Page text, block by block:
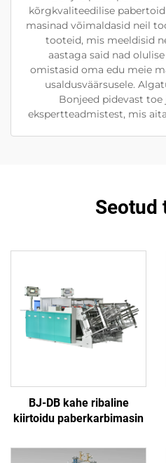
kõrgkvaliteedilise
masinad võimaldasid neil
tooteid, mis meeldisid
aastaga said nad
omistasid oma edu meie
usaldusväärsusele.
Bonjeed pidevast
ekspertteadmistest, mis
Seotud
BJ-DB kahe ribaline
kiirtoidu paberkarbimasin